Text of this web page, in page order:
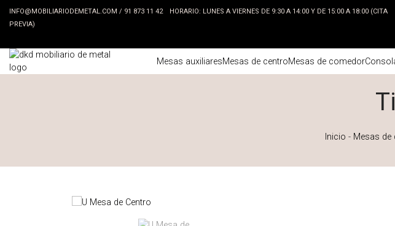
INFO@MOBILIARIODEMETAL.COM / 91 873 11 42
HORARIO: LUNES A VIERNES DE 9:30 A 14:00 Y DE 15:00 A 18:00 (CITA
PREVIA)
Mesas auxiliaresMesas de centroMesas de comedor
Inicio - Mesas de